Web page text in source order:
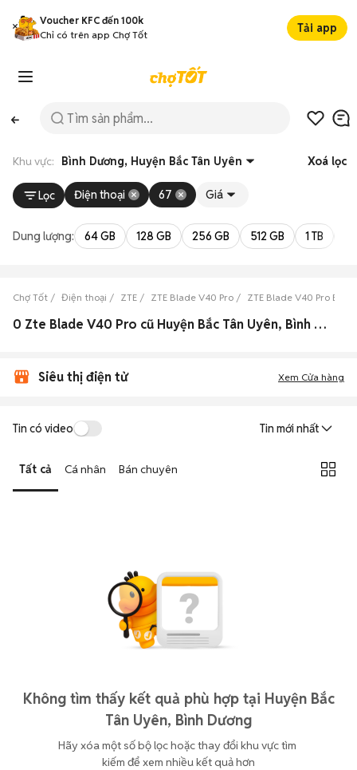
Voucher KFC đến 100k
Chỉ có trên app Chợ Tốt
Tải app
Khu vực: Bình Dương, Huyện Bắc Tân Uyên Xoá lọc
Lọc Điện thoại 67 Giá
Dung lượng: 64 GB 128 GB 256 GB 512 GB 1 TB
Chợ Tốt Điện thoại ZTE ZTE Blade V40 Pro ZTE Blade V40 Pro Bình
0 Zte Blade V40 Pro cũ Huyện Bắc Tân Uyên, Bình Dương đẹp
Siêu thị điện tử Xem Cửa hàng
Tin có video Tin mới nhất
Tất cả Cá nhân Bán chuyên
Không tìm thấy kết quả phù hợp tại Huyện Bắc
Tân Uyên, Bình Dương
Hãy xóa một số bộ lọc hoặc thay đổi khu vực tìm
kiếm để xem nhiều kết quả hơn